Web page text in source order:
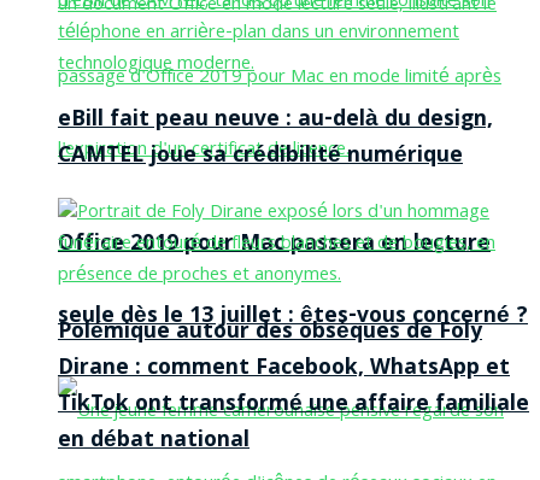
Office 2019 pour Mac passera en lecture
seule dès le 13 juillet : êtes-vous concerné ?
eBill fait peau neuve : au-delà du design,
CAMTEL joue sa crédibilité numérique
Polémique autour des obsèques de Foly
Dirane : comment Facebook, WhatsApp et
TikTok ont transformé une affaire familiale
en débat national